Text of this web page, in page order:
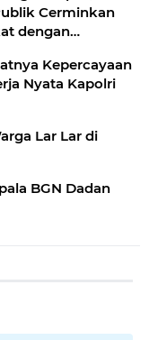
Cerminkan
dengan
Kepercayaan
Nyata Kapolri
BGN Dadan